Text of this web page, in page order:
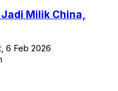
Milik China,
6 Feb 2026